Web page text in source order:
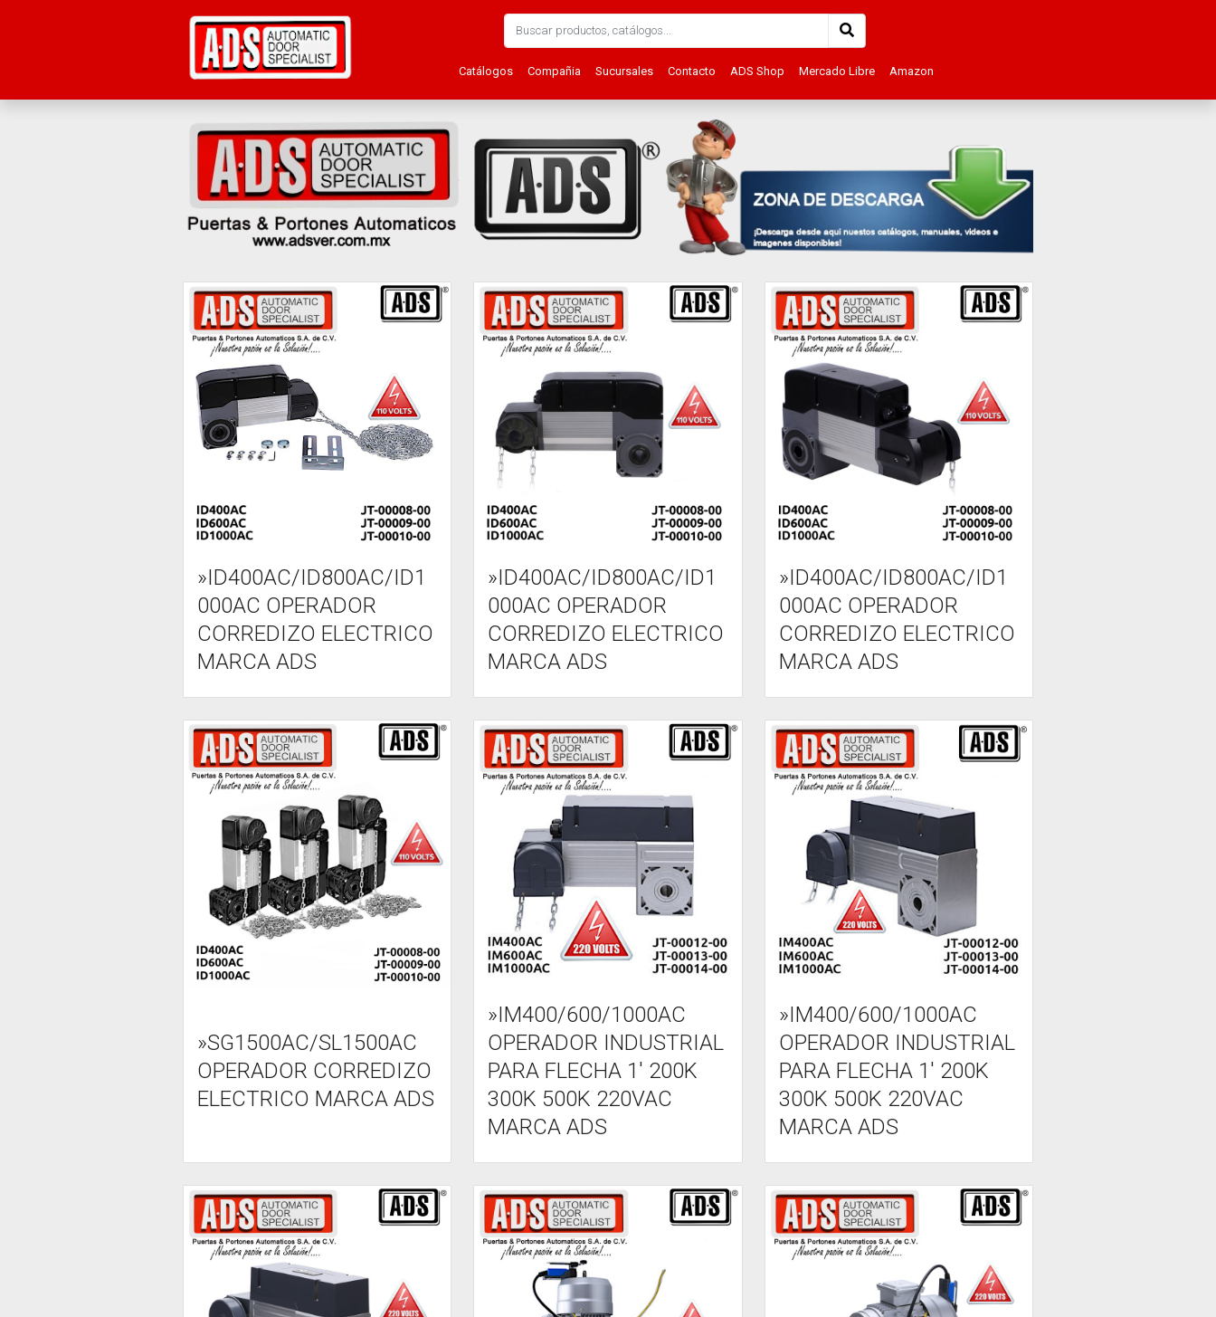
Catálogos Compañia Sucursales Contacto ADS Shop Mercado Libre Amazon
»ID400AC/ID800AC/ID1
000AC OPERADOR
CORREDIZO ELECTRICO
MARCA ADS
»ID400AC/ID800AC/ID1
000AC OPERADOR
CORREDIZO ELECTRICO
MARCA ADS
»ID400AC/ID800AC/ID1
000AC OPERADOR
CORREDIZO ELECTRICO
MARCA ADS
»SG1500AC/SL1500AC
OPERADOR CORREDIZO
ELECTRICO MARCA ADS
»IM400/600/1000AC
OPERADOR INDUSTRIAL
PARA FLECHA 1' 200K
300K 500K 220VAC
MARCA ADS
»IM400/600/1000AC
OPERADOR INDUSTRIAL
PARA FLECHA 1' 200K
300K 500K 220VAC
MARCA ADS